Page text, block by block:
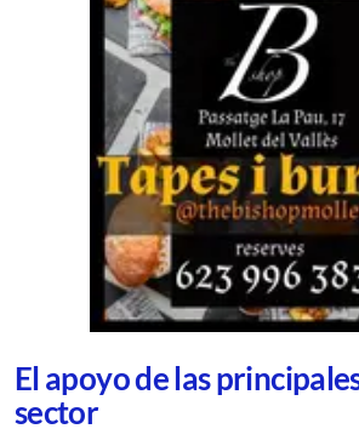
El apoyo de las
sector